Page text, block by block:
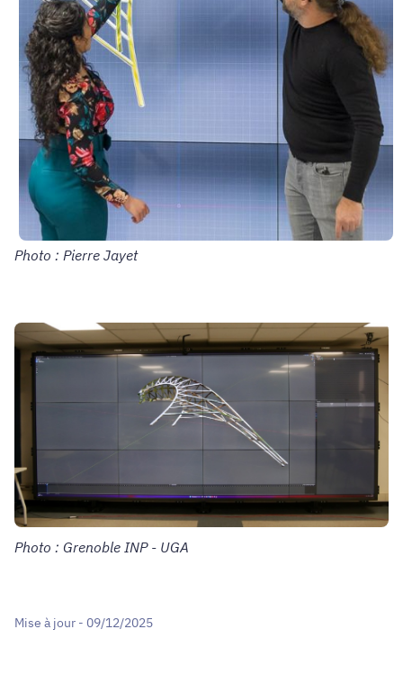
Photo : Pierre Jayet
Photo : Grenoble INP - UGA
Mise à jour - 09/12/2025